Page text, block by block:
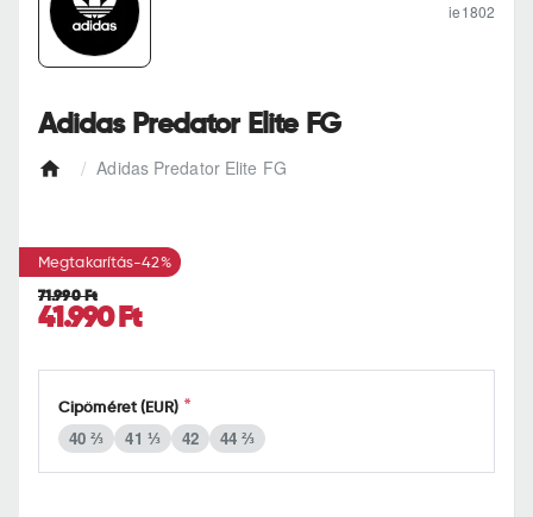
e
Adidas Predator Elite FG
Adidas Predator Elite FG
ie1802
Megtakarítás-42%
41.990 Ft
71.990 Ft
Cipőméret (EUR)
40 ⅔ 41 ⅓ 42 44 ⅔